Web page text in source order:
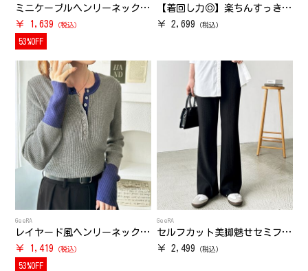
ミニケーブルヘンリーネックリブニット
￥ 1,639
53%OFF
【着回し力◎】楽ちんすっきり見え！リブロングスカート
￥ 2,699
GeeRA
レイヤード風ヘンリーネックリブニットトップス
￥ 1,419
53%OFF
GeeRA
セルフカット美脚魅せセミフレアパンツ
￥ 2,499